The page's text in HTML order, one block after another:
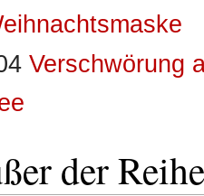
Verschwörung
der Reihe